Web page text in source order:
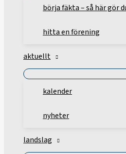
börja fäkta – så här gör
hitta en förening
aktuellt
kalender
nyheter
landslag